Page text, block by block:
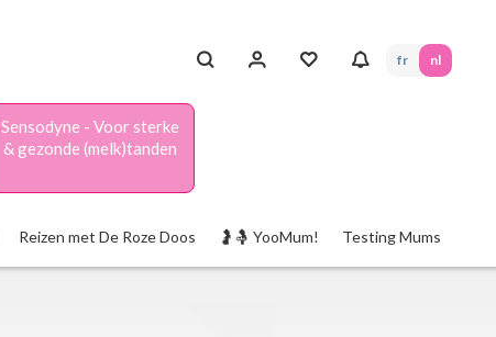
fr nl
Sensodyne - Voor sterke
& gezonde (melk)tanden
Reizen met De Roze Doos 🤰🤱 YooMum! Testing Mums